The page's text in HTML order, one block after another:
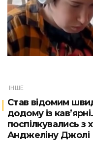
ІНШЕ
Став відомим
додому із
поспілкувались з
Анджеліну Джолі